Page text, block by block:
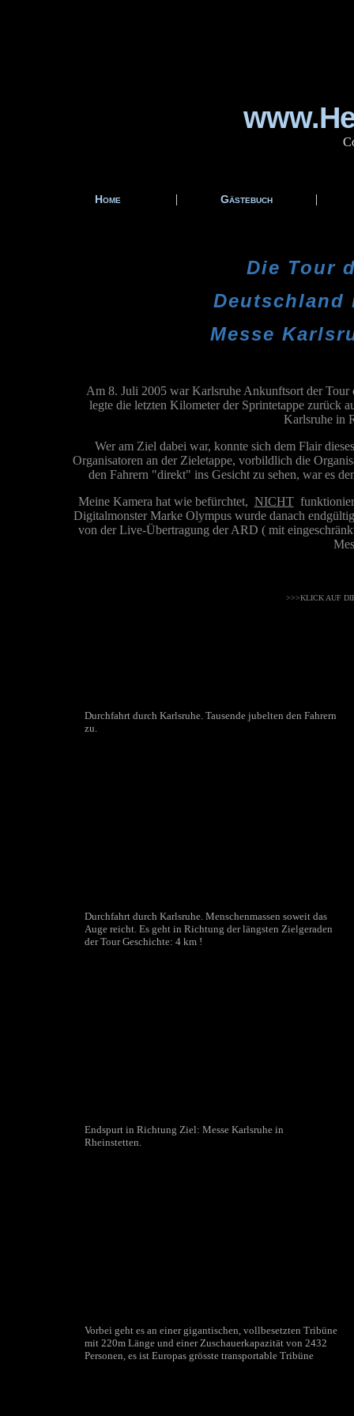
Home | Gästebuch |
Die Tour
Deutschland
Messe
Am 8. Juli 2005 war Karlsruhe Ankunftsort der
legte die letzten Kilometer der Sprintetappe zurück
Karlsruhe in
Wer am Ziel dabei war, konnte sich dem Flair
Organisatoren an der Zieletappe, vorbildlich die
den Fahrern "direkt" ins Gesicht zu sehen, war es
Meine Kamera hat wie befürchtet, NICHT
Digitalmonster Marke Olympus wurde danach
von der Live-Übertragung der ARD ( mit
>>>KLICK AUF
Durchfahrt durch Karlsruhe. Tausende jubelten den Fahrern
zu.
Durchfahrt durch Karlsruhe. Menschenmassen soweit das
Auge reicht. Es geht in Richtung der längsten Zielgeraden
der Tour Geschichte: 4 km !
Endspurt in Richtung Ziel: Messe Karlsruhe in
Rheinstetten.
Vorbei geht es an einer gigantischen, vollbesetzten Tribüne
mit 220m Länge und einer Zuschauerkapazität von 2432
Personen, es ist Europas grösste transportable Tribüne